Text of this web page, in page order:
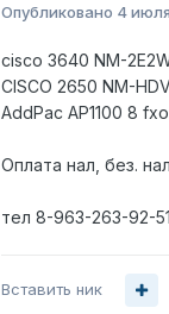
Опубликовано 4
cisco 3640 NM-
CISCO 2650 NM-
AddPac AP1100 8
Оплата нал, без.
тел 8-963-263-92-51
Вставить ник